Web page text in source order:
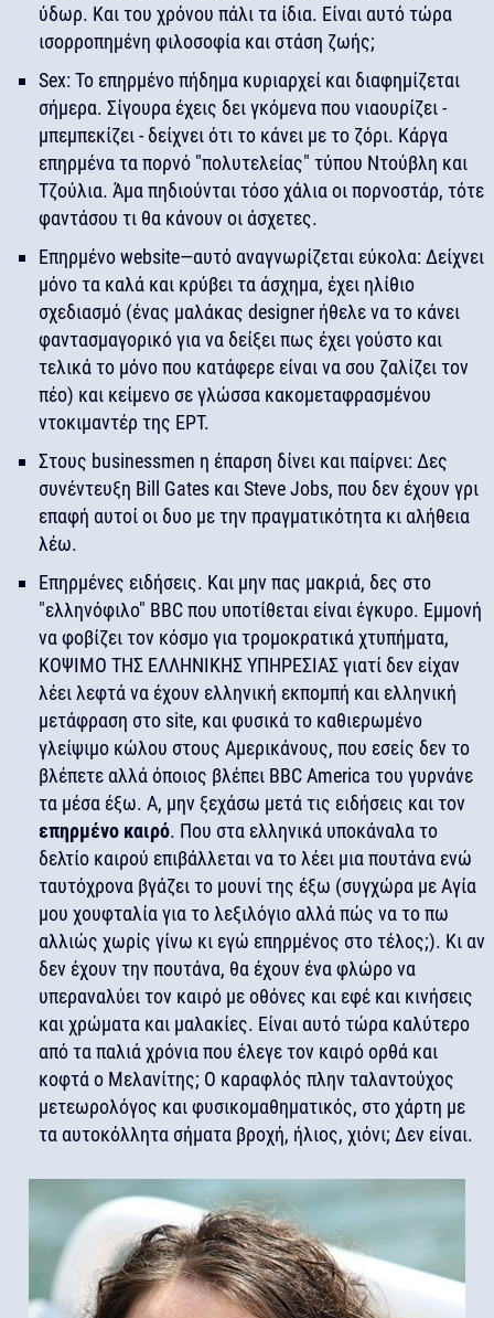
ύδωρ. Και του χρόνου πάλι τα ίδια. Είναι αυτό τώρα
ισορροπημένη φιλοσοφία και στάση ζωής;
Sex: Το επηρμένο πήδημα κυριαρχεί και διαφημίζεται
σήμερα. Σίγουρα έχεις δει γκόμενα που νιαουρίζει -
μπεμπεκίζει - δείχνει ότι το κάνει με το ζόρι. Κάργα
επηρμένα τα πορνό "πολυτελείας" τύπου Ντούβλη και
Τζούλια. Άμα πηδιούνται τόσο χάλια οι πορνοστάρ, τότε
φαντάσου τι θα κάνουν οι άσχετες.
Επηρμένο website—αυτό αναγνωρίζεται εύκολα: Δείχνει
μόνο τα καλά και κρύβει τα άσχημα, έχει ηλίθιο
σχεδιασμό (ένας μαλάκας designer ήθελε να το κάνει
φαντασμαγορικό για να δείξει πως έχει γούστο και
τελικά το μόνο που κατάφερε είναι να σου ζαλίζει τον
πέο) και κείμενο σε γλώσσα κακομεταφρασμένου
ντοκιμαντέρ της ΕΡΤ.
Στους businessmen η έπαρση δίνει και παίρνει: Δες
συνέντευξη Bill Gates και Steve Jobs, που δεν έχουν γρι
επαφή αυτοί οι δυο με την πραγματικότητα κι αλήθεια
λέω.
Επηρμένες ειδήσεις. Και μην πας μακριά, δες στο
"ελληνόφιλο" BBC που υποτίθεται είναι έγκυρο. Εμμονή
να φοβίζει τον κόσμο για τρομοκρατικά χτυπήματα,
ΚΟΨΙΜΟ ΤΗΣ ΕΛΛΗΝΙΚΗΣ ΥΠΗΡΕΣΙΑΣ γιατί δεν είχαν
λέει λεφτά να έχουν ελληνική εκπομπή και ελληνική
μετάφραση στο site, και φυσικά το καθιερωμένο
γλείψιμο κώλου στους Αμερικάνους, που εσείς δεν το
βλέπετε αλλά όποιος βλέπει BBC America του γυρνάνε
τα μέσα έξω. Α, μην ξεχάσω μετά τις ειδήσεις και τον
επηρμένο καιρό. Που στα ελληνικά υποκάναλα το
δελτίο καιρού επιβάλλεται να το λέει μια πουτάνα ενώ
ταυτόχρονα βγάζει το μουνί της έξω (συγχώρα με Αγία
μου χουφταλία για το λεξιλόγιο αλλά πώς να το πω
αλλιώς χωρίς γίνω κι εγώ επηρμένος στο τέλος;). Κι αν
δεν έχουν την πουτάνα, θα έχουν ένα φλώρο να
υπεραναλύει τον καιρό με οθόνες και εφέ και κινήσεις
και χρώματα και μαλακίες. Είναι αυτό τώρα καλύτερο
από τα παλιά χρόνια που έλεγε τον καιρό ορθά και
κοφτά ο Μελανίτης; Ο καραφλός πλην ταλαντούχος
μετεωρολόγος και φυσικομαθηματικός, στο χάρτη με
τα αυτοκόλλητα σήματα βροχή, ήλιος, χιόνι; Δεν είναι.